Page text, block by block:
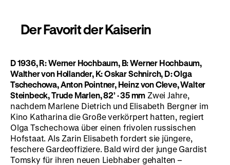
Der Favorit der Kaiserin
D 1936, R: Werner Hochbaum, B: Werner Hochbaum,
Walther von Hollander, K: Oskar Schnirch, D: Olga
Tschechowa, Anton Pointner, Heinz von Cleve, Walter
Steinbeck, Trude Marlen, 82’·35 mm Zwei Jahre,
nachdem Marlene Dietrich und Elisabeth Bergner im
Kino Katharina die Große verkörpert hatten, regiert
Olga Tschechowa über einen frivolen russischen
Hofstaat. Als Zarin Elisabeth fordert sie jüngere,
feschere Gardeoffiziere. Bald wird der junge Gardist
Tomsky für ihren neuen Liebhaber gehalten –